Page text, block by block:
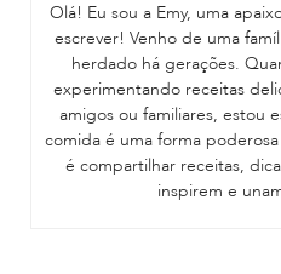
Olá! Eu sou a Emy, uma
escrever! Venho de uma
herdado há gerações.
experimentando receitas
amigos ou familiares, estou
comida é uma forma
é compartilhar receitas,
inspirem e